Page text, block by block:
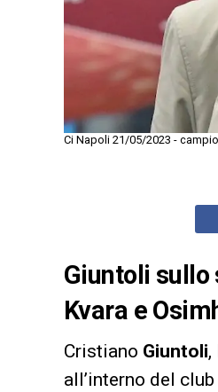
Ci Napoli 21/05/2023 -
Giuntoli sullo
Kvara e
Cristiano Giuntoli,
all’interno del